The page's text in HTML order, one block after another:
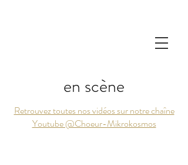
en scène
Retrouvez toutes nos vidéos sur notre chaîne
Youtube @Choeur-Mikrokosmos